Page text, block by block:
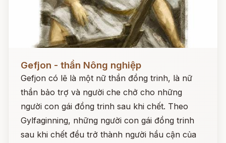
Gefjon - thần Nông nghiệp
Gefjon có lẽ là một nữ thần đồng trinh, là nữ
thần bảo trợ và người che chở cho những
người con gái đồng trinh sau khi chết. Theo
Gylfaginning, những người con gái đồng trinh
sau khi chết đều trở thành người hầu cận của